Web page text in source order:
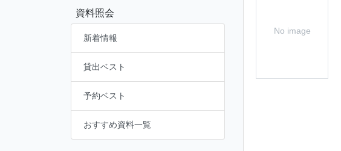
資料照会
新着情報
貸出ベスト
予約ベスト
おすすめ資料一覧
No image